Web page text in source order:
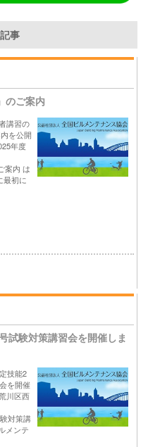
事
のご案内
講習の
を公開
年度
案内 は
最初に
試験対策講習会を開催しま
技能2
を開催
川区西
対策講
メンテ